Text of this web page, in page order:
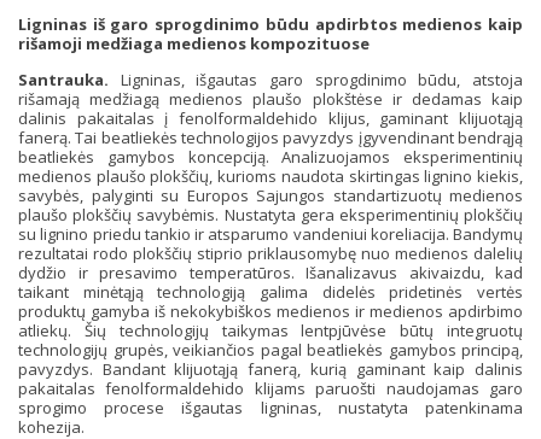
Ligninas iš garo sprogdinimo būdu apdirbtos medienos kaip
rišamoji medžiaga medienos kompozituose
Santrauka. Ligninas, išgautas garo sprogdinimo būdu, atstoja
rišamają medžiagą medienos plaušo plokštėse ir dedamas kaip
dalinis pakaitalas į fenolformaldehido klijus, gaminant klijuotąją
fanerą. Tai beatliekės technologijos pavyzdys įgyvendinant bendrąją
beatliekės gamybos koncepciją. Analizuojamos eksperimentinių
medienos plaušo plokščių, kurioms naudota skirtingas lignino kiekis,
savybės, palyginti su Europos Sajungos standartizuotų medienos
plaušo plokščių savybėmis. Nustatyta gera eksperimentinių plokščių
su lignino priedu tankio ir atsparumo vandeniui koreliacija. Bandymų
rezultatai rodo plokščių stiprio priklausomybę nuo medienos dalelių
dydžio ir presavimo temperatūros. Išanalizavus akivaizdu, kad
taikant minėtąją technologiją galima didelės pridetinės vertės
produktų gamyba iš nekokybiškos medienos ir medienos apdirbimo
atliekų. Šių technologijų taikymas lentpjūvėse būtų integruotų
technologijų grupės, veikiančios pagal beatliekės gamybos principą,
pavyzdys. Bandant klijuotąją fanerą, kurią gaminant kaip dalinis
pakaitalas fenolformaldehido klijams paruošti naudojamas garo
sprogimo procese išgautas ligninas, nustatyta patenkinama
kohezija.